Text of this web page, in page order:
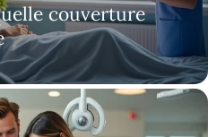
couverture